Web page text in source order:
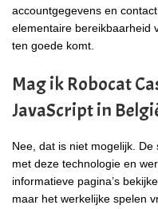
accountgegevens en
elementaire bereikbaarheid
ten goede komt.
Mag ik Robocat
JavaScript in
Nee, dat is niet mogelijk.
met deze technologie en
informatieve pagina’s
maar het werkelijke spelen